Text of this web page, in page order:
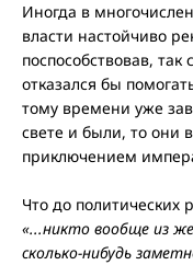
Иногда в
власти настойчиво
поспособствовав,
отказался бы
тому времени уже
свете и были, то они
приключением
Что до политических
«...никто вообще из
сколько-нибудь